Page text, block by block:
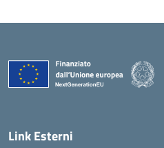
Link Esterni